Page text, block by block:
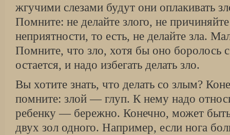
жгучими слезами будут они оплакивать
Помните: не делайте злого, не
неприятности, то есть, не делайте зла.
Помните, что зло, хотя бы оно боролось
остается, и надо избегать делать зло.
Вы хотите знать, что делать со злым?
помните: злой — глуп. К нему надо
ребенку — бережно. Конечно, может
двух зол одного. Например, если нога